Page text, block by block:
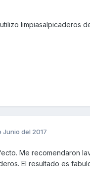
limpiasalpicaderos
Junio del 2017
Me recomendaron
El resultado es